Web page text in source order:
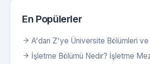
En Popülerler
A'dan Z'ye Üniversite Bölümleri
İşletme Bölümü Nedir? İşletme